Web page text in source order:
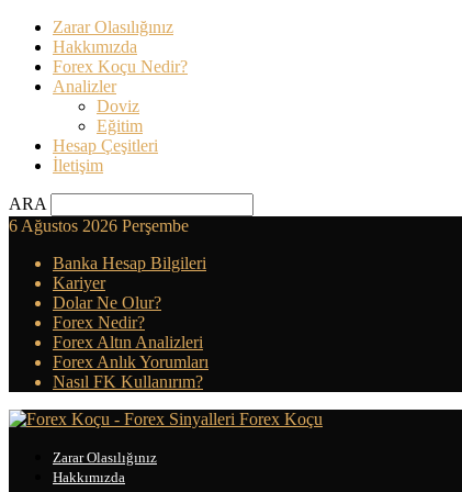
Zarar Olasılığınız
Hakkımızda
Forex Koçu Nedir?
Analizler
Doviz
Eğitim
Hesap Çeşitleri
İletişim
ARA
6 Ağustos 2026 Perşembe
Banka Hesap Bilgileri
Kariyer
Dolar Ne Olur?
Forex Nedir?
Forex Altın Analizleri
Forex Anlık Yorumları
Nasıl FK Kullanırım?
Forex Koçu
Zarar Olasılığınız
Hakkımızda